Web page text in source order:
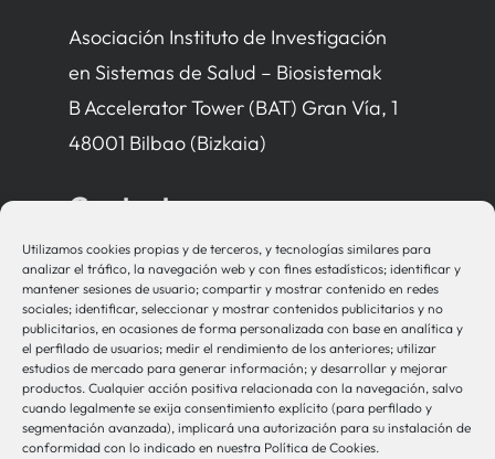
Utilizamos cookies propias y de terceros, y tecnologías similares para
analizar el tráfico, la navegación web y con fines estadísticos; identificar y
mantener sesiones de usuario; compartir y mostrar contenido en redes
sociales; identificar, seleccionar y mostrar contenidos publicitarios y no
publicitarios, en ocasiones de forma personalizada con base en analítica y
el perfilado de usuarios; medir el rendimiento de los anteriores; utilizar
estudios de mercado para generar información; y desarrollar y mejorar
productos. Cualquier acción positiva relacionada con la navegación, salvo
cuando legalmente se exija consentimiento explícito (para perfilado y
segmentación avanzada), implicará una autorización para su instalación de
conformidad con lo indicado en nuestra Política de Cookies.
Asociación Instituto de Investigación
en Sistemas de Salud – Biosistemak
B Accelerator Tower (BAT) Gran Vía, 1
48001 Bilbao (Bizkaia)
Contacto
bio-sistemak@bio-sistemak.eus
944 00 77 90
Otros Enlaces